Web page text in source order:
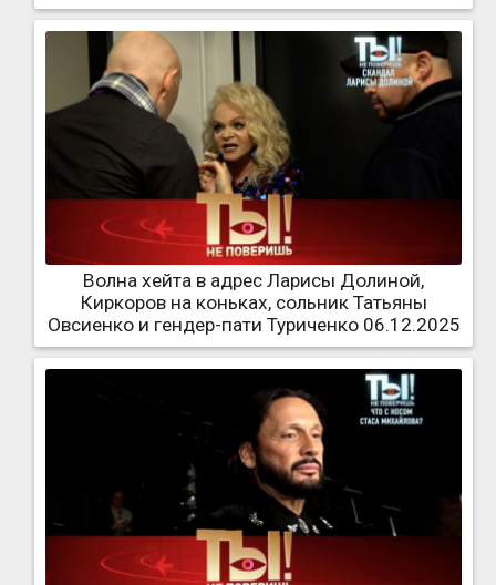
Волна хейта в адрес Ларисы Долиной,
Киркоров на коньках, сольник Татьяны
Овсиенко и гендер-пати Туриченко 06.12.2025